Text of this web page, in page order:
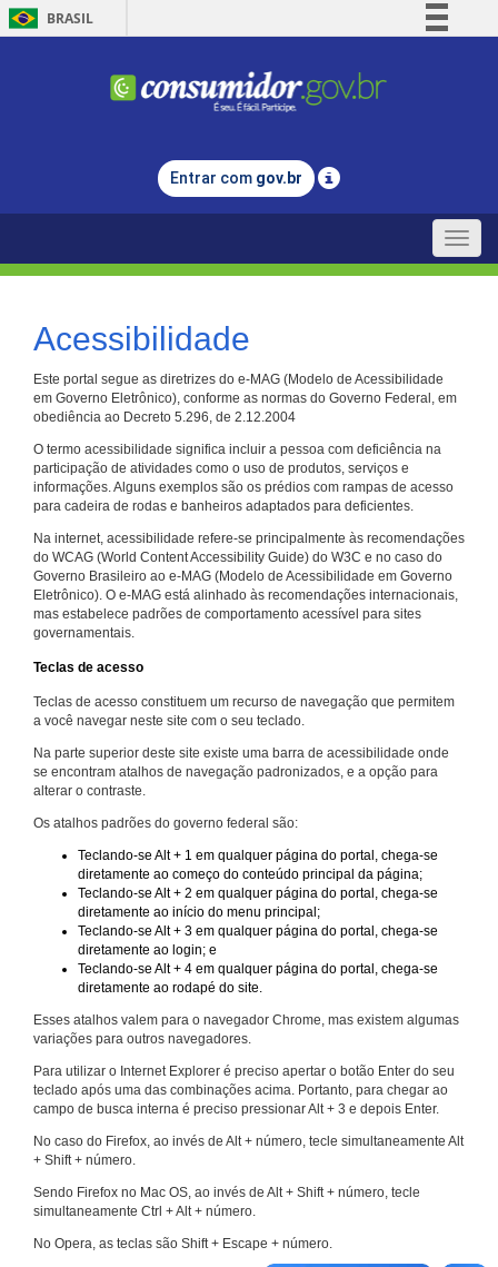
BRASIL
Comunica BR
Legislação
Entrar com gov.br
Toggle
Acessibilidade
Este portal segue as diretrizes do e-MAG (Modelo de Acessibilidade
em Governo Eletrônico), conforme as normas do Governo Federal, em
obediência ao Decreto 5.296, de 2.12.2004
O termo acessibilidade significa incluir a pessoa com deficiência na
participação de atividades como o uso de produtos, serviços e
informações. Alguns exemplos são os prédios com rampas de acesso
para cadeira de rodas e banheiros adaptados para deficientes.
Na internet, acessibilidade refere-se principalmente às recomendações
do WCAG (World Content Accessibility Guide) do W3C e no caso do
Governo Brasileiro ao e-MAG (Modelo de Acessibilidade em Governo
Eletrônico). O e-MAG está alinhado às recomendações internacionais,
mas estabelece padrões de comportamento acessível para sites
governamentais.
Teclas de acesso
Teclas de acesso constituem um recurso de navegação que permitem
a você navegar neste site com o seu teclado.
Na parte superior deste site existe uma barra de acessibilidade onde
se encontram atalhos de navegação padronizados, e a opção para
alterar o contraste.
Os atalhos padrões do governo federal são:
Teclando-se Alt + 1 em qualquer página do portal, chega-se
diretamente ao começo do conteúdo principal da página;
Teclando-se Alt + 2 em qualquer página do portal, chega-se
diretamente ao início do menu principal;
Teclando-se Alt + 3 em qualquer página do portal, chega-se
diretamente ao login; e
Teclando-se Alt + 4 em qualquer página do portal, chega-se
diretamente ao rodapé do site.
Esses atalhos valem para o navegador Chrome, mas existem algumas
variações para outros navegadores.
Para utilizar o Internet Explorer é preciso apertar o botão Enter do seu
teclado após uma das combinações acima. Portanto, para chegar ao
campo de busca interna é preciso pressionar Alt + 3 e depois Enter.
No caso do Firefox, ao invés de Alt + número, tecle simultaneamente Alt
+ Shift + número.
Sendo Firefox no Mac OS, ao invés de Alt + Shift + número, tecle
simultaneamente Ctrl + Alt + número.
No Opera, as teclas são Shift + Escape + número.